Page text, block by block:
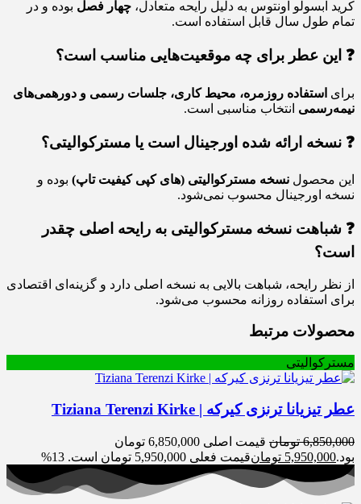
کرید ابسولو اونتوس به دلیل رایحه متعادل، چهار فصل بوده و در
تمام طول سال قابل استفاده است.
❓ این عطر برای چه موقعیت‌هایی مناسب است؟
برای استفاده روزمره، محیط کاری، جلسات رسمی و دورهمی‌های
نیمه‌رسمی انتخاب مناسبی است.
❓ نسخه ارائه‌ شده اورجینال است یا مسترکوالیتی؟
این محصول نسخه مسترکوالیتی (های کپی کیفیت تاپ) بوده و
نسخه اورجینال محسوب نمی‌شود.
❓ شباهت نسخه مسترکوالیتی به رایحه اصلی چقدر
است؟
از نظر رایحه، شباهت بالایی به نسخه اصلی دارد و گزینه‌ای اقتصادی
برای استفاده روزانه محسوب می‌شود.
محصولات مرتبط
مسترکوالیتی
عطر تیزیانا ترنزی کیرکه | Tiziana Terenzi Kirke
6,850,000 تومان
قیمت اصلی 6,850,000 تومان
بود.5,950,000 تومانقیمت فعلی 5,950,000 تومان است. 13%